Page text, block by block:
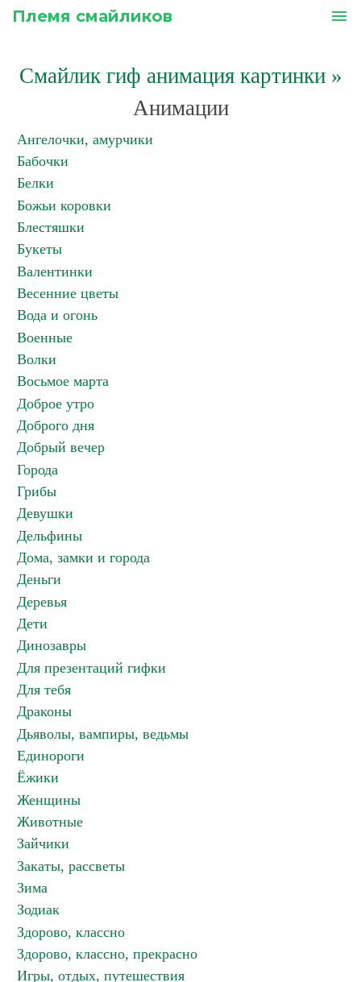
Племя смайликов menu
Смайлик гиф анимация картинки»
Анимации
Ангелочки, амурчики
Бабочки
Белки
Божьи коровки
Блестяшки
Букеты
Валентинки
Весенние цветы
Вода и огонь
Военные
Волки
Восьмое марта
Доброе утро
Доброго дня
Добрый вечер
Города
Грибы
Девушки
Дельфины
Дома, замки и города
Деньги
Деревья
Дети
Динозавры
Для презентаций гифки
Для тебя
Драконы
Дьяволы, вампиры, ведьмы
Единороги
Ёжики
Женщины
Животные
Зайчики
Закаты, рассветы
Зима
Зодиак
Здорово, классно
Здорово, классно, прекрасно
Игры, отдых, путешествия